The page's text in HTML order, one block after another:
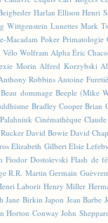
Harlan Ellison Henri
Wittgenstein Lunettes Mark
Macadam Poker Primatologie
Vélo Wolfram Alpha Éric
Morin Alfred Korzybski
Robbins Antoine
Beau dommage Beeple (Mike
Bradley Cooper Brian
Cinémathèque
David Bowie David
Elizabeth Gilbert Elsie
Fiodor Dostoïevski Flash de
R.R. Martin Germain
Laborit Henry Miller
Jane Birkin Japon Jean Barbe
Horton Conway John